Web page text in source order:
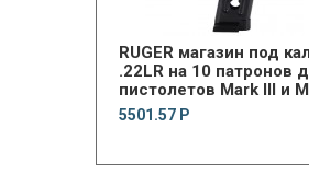
RUGER магазин под калибр
.22LR на 10 патронов
пистолетов Mark III и
5501.57 Р